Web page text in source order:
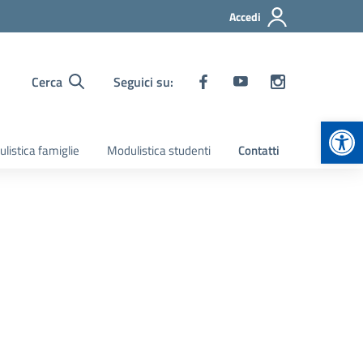
Accedi
Cerca Seguici su:
famiglie Modulistica studenti Contatti